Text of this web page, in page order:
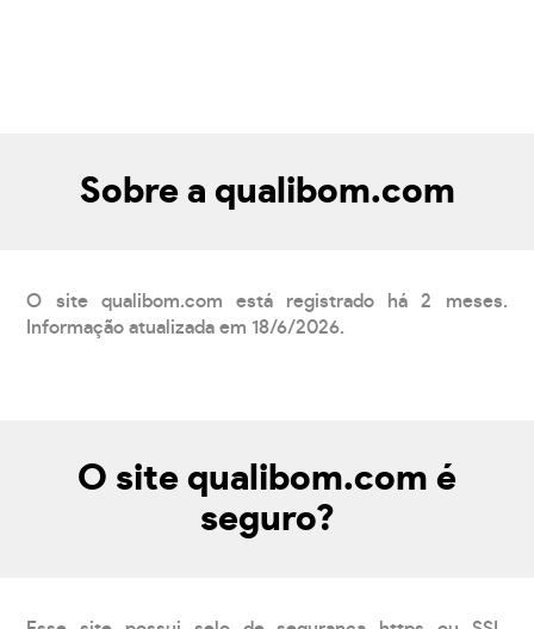
Sobre a qualibom.com
O site qualibom.com está registrado há 2 meses.
Informação atualizada em 18/6/2026.
O site qualibom.com é
seguro?